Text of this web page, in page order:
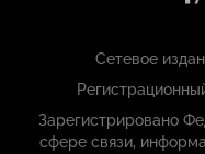
Сетевое
Зарегистрировано
сфере связи,